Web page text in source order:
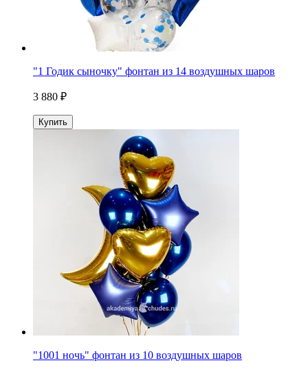
"1 Годик сыночку" фонтан из 14 воздушных шаров
3 880 ₽
Купить
"1001 ночь" фонтан из 10 воздушных шаров